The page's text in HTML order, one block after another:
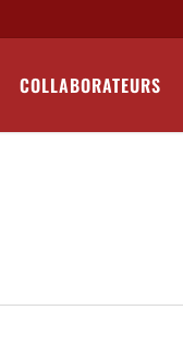
COLLABORATEURS